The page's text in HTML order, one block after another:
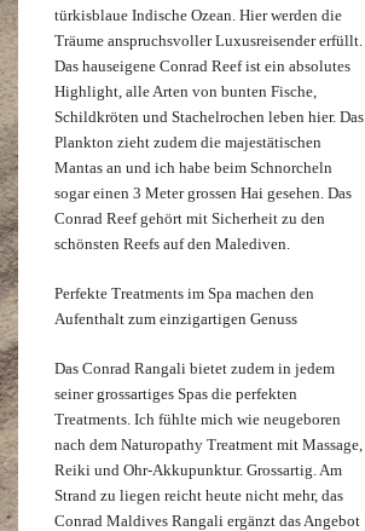
türkisblaue Indische Ozean. Hier werden die
Träume anspruchsvoller Luxusreisender erfüllt.
Das hauseigene Conrad Reef ist ein absolutes
Highlight, alle Arten von bunten Fische,
Schildkröten und Stachelrochen leben hier. Das
Plankton zieht zudem die majestätischen
Mantas an und ich habe beim Schnorcheln
sogar einen 3 Meter grossen Hai gesehen. Das
Conrad Reef gehört mit Sicherheit zu den
schönsten Reefs auf den Malediven.
Perfekte Treatments im Spa machen den
Aufenthalt zum einzigartigen Genuss
Das Conrad Rangali bietet zudem in jedem
seiner grossartiges Spas die perfekten
Treatments. Ich fühlte mich wie neugeboren
nach dem Naturopathy Treatment mit Massage,
Reiki und Ohr-Akkupunktur. Grossartig. Am
Strand zu liegen reicht heute nicht mehr, das
Conrad Maldives Rangali ergänzt das Angebot